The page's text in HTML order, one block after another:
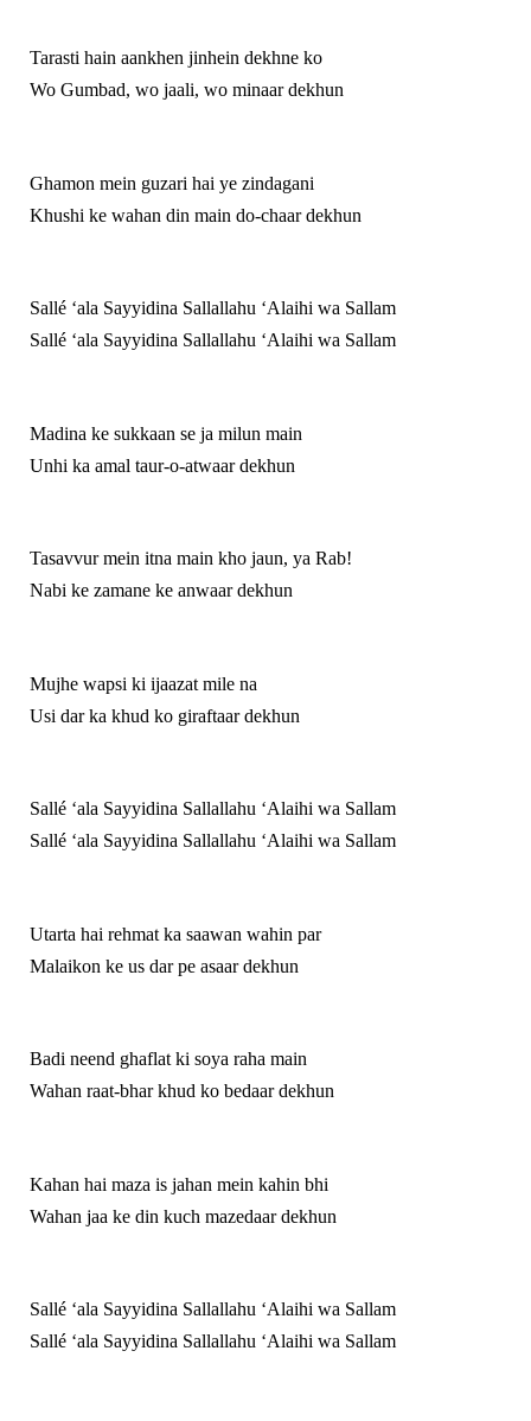
Tarasti hain aankhen jinhein dekhne ko
Wo Gumbad, wo jaali, wo minaar dekhun
Ghamon mein guzari hai ye zindagani
Khushi ke wahan din main do-chaar dekhun
Sallé ‘ala Sayyidina Sallallahu ‘Alaihi wa Sallam
Sallé ‘ala Sayyidina Sallallahu ‘Alaihi wa Sallam
Madina ke sukkaan se ja milun main
Unhi ka amal taur-o-atwaar dekhun
Tasavvur mein itna main kho jaun, ya Rab!
Nabi ke zamane ke anwaar dekhun
Mujhe wapsi ki ijaazat mile na
Usi dar ka khud ko giraftaar dekhun
Sallé ‘ala Sayyidina Sallallahu ‘Alaihi wa Sallam
Sallé ‘ala Sayyidina Sallallahu ‘Alaihi wa Sallam
Utarta hai rehmat ka saawan wahin par
Malaikon ke us dar pe asaar dekhun
Badi neend ghaflat ki soya raha main
Wahan raat-bhar khud ko bedaar dekhun
Kahan hai maza is jahan mein kahin bhi
Wahan jaa ke din kuch mazedaar dekhun
Sallé ‘ala Sayyidina Sallallahu ‘Alaihi wa Sallam
Sallé ‘ala Sayyidina Sallallahu ‘Alaihi wa Sallam